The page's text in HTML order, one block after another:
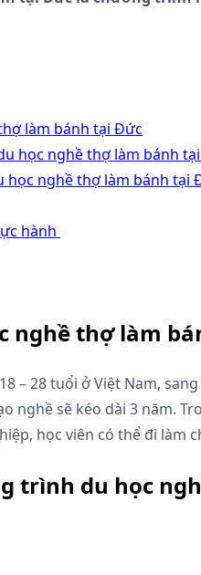
làm bánh tại Đức
học nghề thợ làm bánh
học nghề thợ làm bánh tại
hành
nghề thợ làm
– 28 tuổi ở Việt Nam,
nghề sẽ kéo dài 3 năm.
học viên có thể đi làm
trình du học